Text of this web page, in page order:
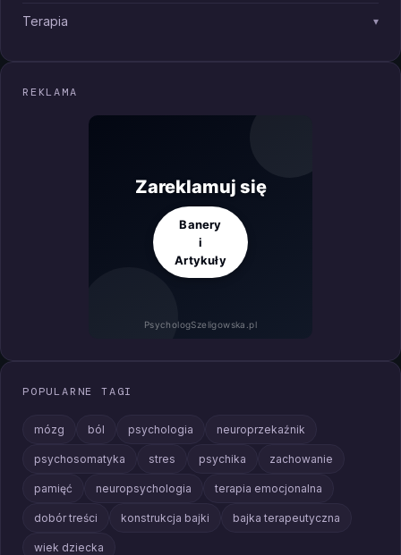
Terapia ▾
REKLAMA
Zareklamuj się
Banery
i
Artykuły
PsychologSzeligowska.pl
POPULARNE TAGI
mózg ból psychologia neuroprzekaźnik
psychosomatyka stres psychika zachowanie
pamięć neuropsychologia terapia emocjonalna
dobór treści konstrukcja bajki bajka terapeutyczna
wiek dziecka